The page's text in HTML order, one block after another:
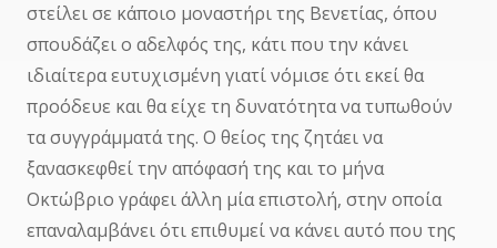
στείλει σε κάποιο μοναστήρι της Βενετίας, όπου
σπουδάζει ο αδελφός της, κάτι που την κάνει
ιδιαίτερα ευτυχισμένη γιατί νόμισε ότι εκεί θα
προόδευε και θα είχε τη δυνατότητα να τυπωθούν
τα συγγράμματά της. Ο θείος της ζητάει να
ξανασκεφθεί την απόφασή της και το μήνα
Οκτώβριο γράφει άλλη μία επιστολή, στην οποία
επαναλαμβάνει ότι επιθυμεί να κάνει αυτό που της